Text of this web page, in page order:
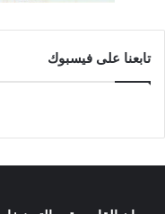
– صار الفقيه مطالباً بحل
يحرمون الاجتهاد
تابعنا على فيسبوك